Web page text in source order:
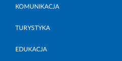
KOMUNIKACJA
TURYSTYKA
EDUKACJA